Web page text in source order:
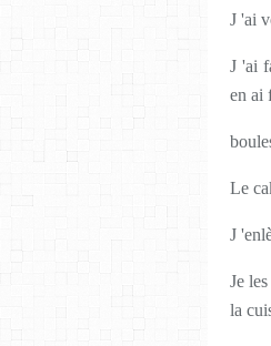
J 'ai
J 'ai
en ai
Le
J
Je
la